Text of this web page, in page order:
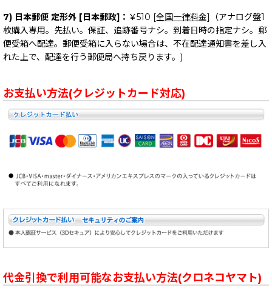
7) 日本郵便 定形外 [日本郵政]： ￥510 [全国一律料金]
（アナログ盤1
枚購入専用。先払い。保証、追跡番号ナシ。到着日時の指定ナシ。郵
便受箱へ配達。郵便受箱に入らない場合は、不在配達通知書を差し入
れた上で、配達を行う郵便局へ持ち戻ります。)
お支払い方法(クレジットカード対応)
代金引換で利用可能なお支払い方法(クロネコヤマト)